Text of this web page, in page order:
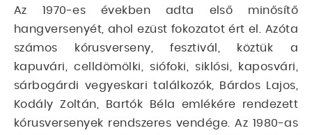
Az 1970-es években adta első minősítő
hangversenyét, ahol ezüst fokozatot ért el. Azóta
számos kórusverseny, fesztivál, köztük a
kapuvári, celldömölki, siófoki, siklósi, kaposvári,
sárbogárdi vegyeskari találkozók, Bárdos Lajos,
Kodály Zoltán, Bartók Béla emlékére rendezett
kórusversenyek rendszeres vendége. Az 1980-as